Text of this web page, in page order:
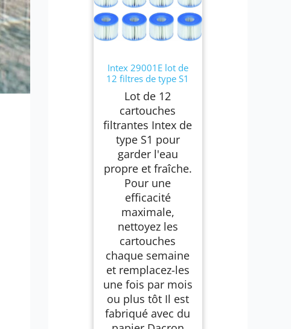
Intex 29001E lot de
12 filtres de type S1
Lot de 12
cartouches
filtrantes Intex de
type S1 pour
garder l'eau
propre et fraîche.
Pour une
efficacité
maximale,
nettoyez les
cartouches
chaque semaine
et remplacez-les
une fois par mois
ou plus tôt Il est
fabriqué avec du